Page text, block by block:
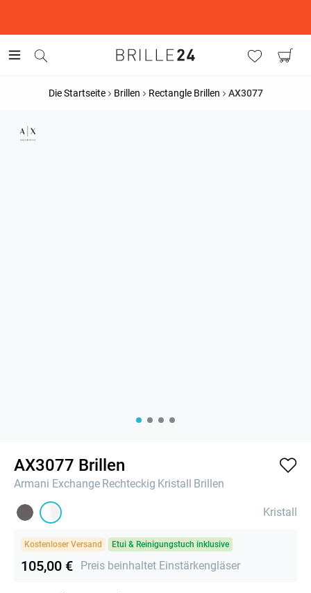
Die Startseite Brillen Rectangle Brillen AX3077
AX3077 Brillen
Armani Exchange Rechteckig Kristall Brillen
Kristall
Kostenloser Versand Etui & Reinigungstuch inklusive
105,00 € Preis beinhaltet Einstärkengläser